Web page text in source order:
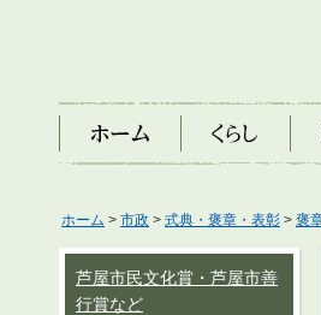
ホーム くらし 防
ホーム > 市政 > 式典・褒章・表彰 > 褒
芦屋市民文化賞・芦屋市善
行賞など